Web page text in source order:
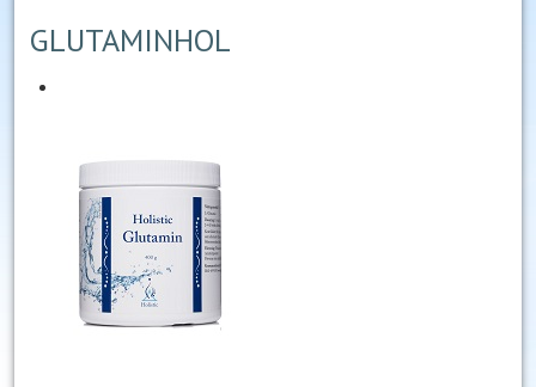
GLUTAMINHOL